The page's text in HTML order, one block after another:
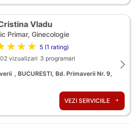
Vladu
Primar, Ginecologie
5 (1 rating)
vizualizari 3 programari
, BUCURESTI, Bd. Primaverii Nr. 9,
VEZI SERVICIILE